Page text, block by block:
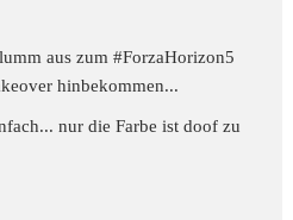
aus zum#ForzaHorizon5
hinbekommen...
nur die Farbe ist doof zu